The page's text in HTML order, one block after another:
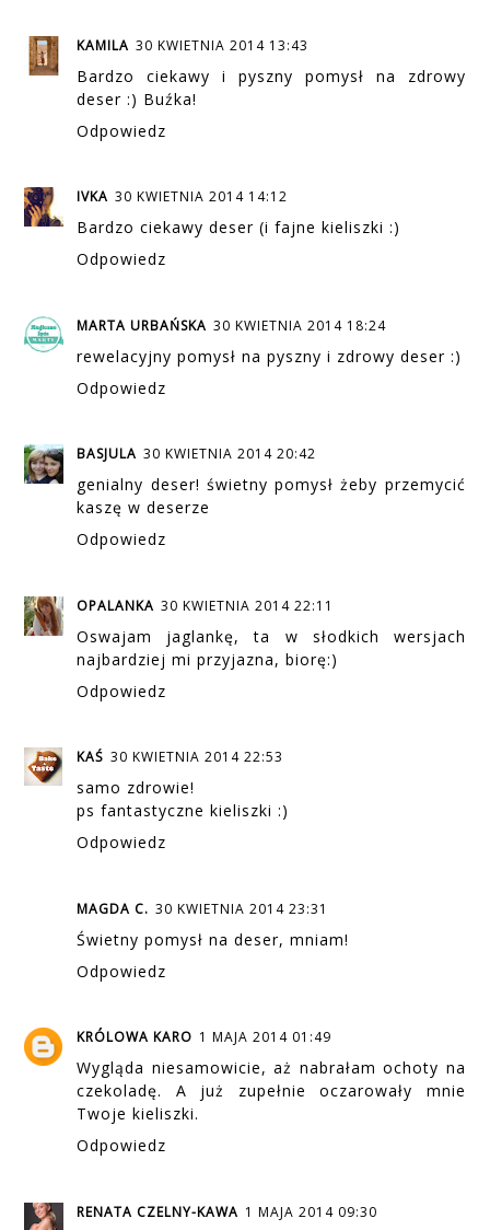
KAMILA 30 KWIETNIA 2014 13:43
Bardzo ciekawy i pyszny pomysł na zdrowy
deser :) Buźka!
Odpowiedz
IVKA 30 KWIETNIA 2014 14:12
Bardzo ciekawy deser (i fajne kieliszki :)
Odpowiedz
MARTA URBAŃSKA 30 KWIETNIA 2014 18:24
rewelacyjny pomysł na pyszny i zdrowy deser :)
Odpowiedz
BASJULA 30 KWIETNIA 2014 20:42
genialny deser! świetny pomysł żeby przemycić
kaszę w deserze
Odpowiedz
OPALANKA 30 KWIETNIA 2014 22:11
Oswajam jaglankę, ta w słodkich wersjach
najbardziej mi przyjazna, biorę:)
Odpowiedz
KAŚ 30 KWIETNIA 2014 22:53
samo zdrowie!
ps fantastyczne kieliszki :)
Odpowiedz
MAGDA C. 30 KWIETNIA 2014 23:31
Świetny pomysł na deser, mniam!
Odpowiedz
KRÓLOWA KARO 1 MAJA 2014 01:49
Wygląda niesamowicie, aż nabrałam ochoty na
czekoladę. A już zupełnie oczarowały mnie
Twoje kieliszki.
Odpowiedz
RENATA CZELNY-KAWA 1 MAJA 2014 09:30